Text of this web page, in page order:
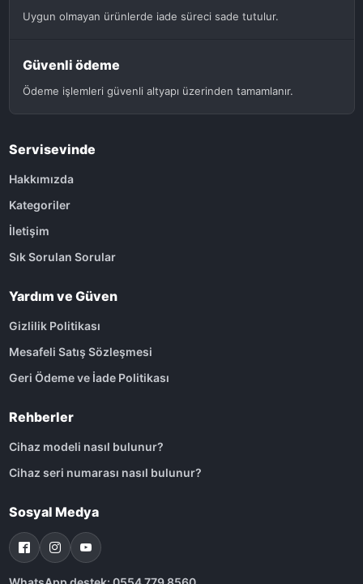
Uygun olmayan ürünlerde iade süreci sade tutulur.
Güvenli ödeme
Ödeme işlemleri güvenli altyapı üzerinden tamamlanır.
Servisevinde
Hakkımızda
Kategoriler
İletişim
Sık Sorulan Sorular
Yardım ve Güven
Gizlilik Politikası
Mesafeli Satış Sözleşmesi
Geri Ödeme ve İade Politikası
Rehberler
Cihaz modeli nasıl bulunur?
Cihaz seri numarası nasıl bulunur?
Sosyal Medya